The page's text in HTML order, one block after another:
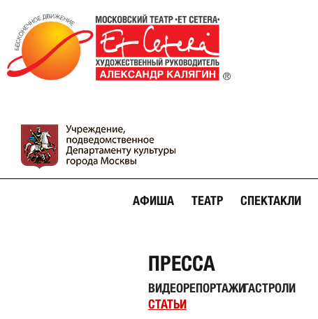
АФИША ТЕАТР СПЕКТАКЛИ
ПРЕССА
ВИДЕОРЕПОРТАЖИГАСТРОЛИ
СТАТЬИ